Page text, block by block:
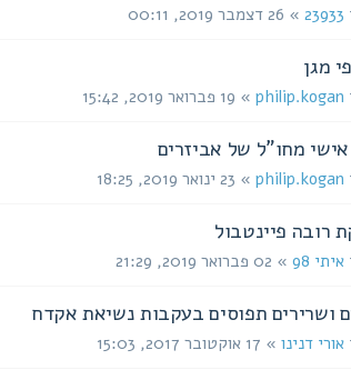
23933 » 26 דצמבר 2019, 00:11
מגן
philip.kogan » 19 פברואר 2019, 15:42
אישי מחו"ל של אביזרים
philip.kogan » 23 ינואר 2019, 18:25
רובה פיינטבול
איתי 98 » 02 פברואר 2019, 21:29
ושרירים תפוסים בעקבות נשיאת אקדח
אורי דנינו » 17 אוקטובר 2017, 15:03